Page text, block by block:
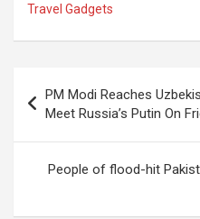
Travel Gadgets
navigation
PM Modi Reaches
Meet Russia’s Putin On
People of flood-hit